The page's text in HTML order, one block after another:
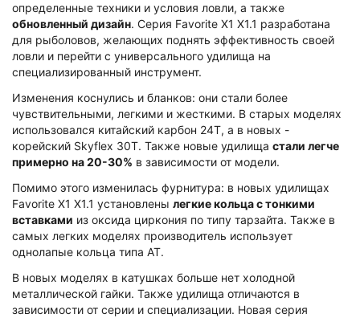
определенные техники и условия ловли, а также
обновленный дизайн. Серия Favorite X1 X1.1 разработана
для рыболовов, желающих поднять эффективность своей
ловли и перейти с универсального удилища на
специализированный инструмент.
Изменения коснулись и бланков: они стали более
чувствительными, легкими и жесткими. В старых моделях
использовался китайский карбон 24T, а в новых -
корейский Skyflex 30T. Также новые удилища стали легче
примерно на 20-30% в зависимости от модели.
Помимо этого изменилась фурнитура: в новых удилищах
Favorite X1 X1.1 установлены легкие кольца с тонкими
вставками из оксида циркония по типу тарзайта. Также в
самых легких моделях производитель использует
однолапые кольца типа AT.
В новых моделях в катушках больше нет холодной
металлической гайки. Также удилища отличаются в
зависимости от серии и специализации. Новая серия